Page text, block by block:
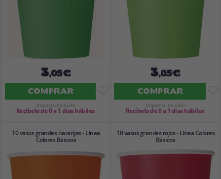
3,05€
COMPRAR
Imposto Incluído
Recíbelo de 0 a 1 días hábiles
3,05€
COMPRAR
Imposto Incluído
Recíbelo de 0 a 1 días hábiles
10 vasos grandes naranjas - Línea
Colores Básicos
10 vasos grandes rojos - Línea Colores
Básicos